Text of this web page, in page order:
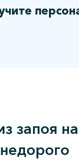
запоя